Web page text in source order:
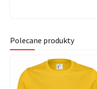
Polecane produkty